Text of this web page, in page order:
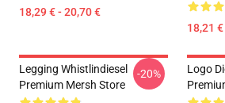
18,29 € - 20,70 €
18,21
Legging Whistlindiesel
Premium Mersh Store
-20%
Logo